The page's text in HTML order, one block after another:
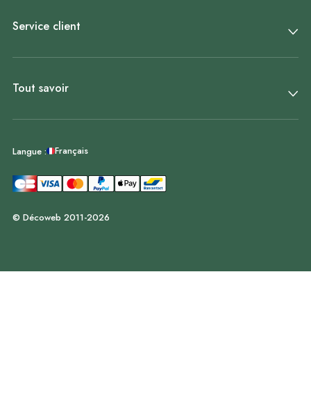
Service client
Tout savoir
Langue : Français
© Décoweb 2011-2026